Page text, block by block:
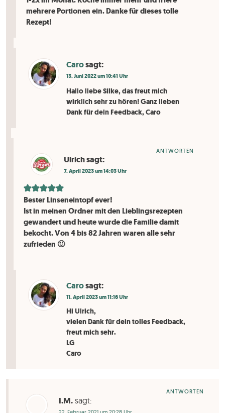
mehrere Portionen ein. Danke für dieses tolle
Rezept!
Carosagt:
13. Juni 2022 um 10:41 Uhr
Hallo liebe Silke, das freut mich
wirklich sehr zu hören! Ganz lieben
Dank für dein Feedback, Caro
Ulrichsagt:
7. April 2023 um 14:03 Uhr
Bester Linseneintopf ever!
Ist in meinen Ordner mit den Lieblingsrezepten
gewandert und heute wurde die Familie damit
bekocht. Von 4 bis 82 Jahren waren alle sehr
zufrieden 🙂
ANTWORTEN
Carosagt:
11. April 2023 um 11:16 Uhr
Hi Ulrich,
vielen Dank für dein tolles Feedback,
freut mich sehr.
LG
Caro
I.M. sagt:
ANTWORTEN